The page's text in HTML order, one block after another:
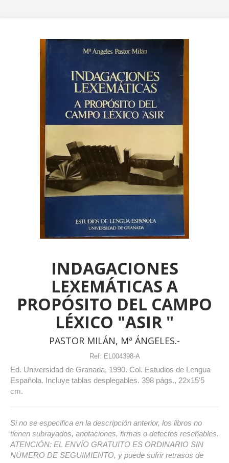
INDAGACIONES
LEXEMÁTICAS A
PROPÓSITO DEL CAMPO
LÉXICO "ASIR "
PASTOR MILÁN, Mª ÁNGELES.-
Ref: EL004398-A
Ed. Universidad de Granada, 1990. Col. Estudios de Lengua
Española. Incluye tablas desplegables. 398 págs., 22x15'5
cm.
Si no se especifica en la descripción anterior, los libros no
tienen subrayados, anotaciones, firmas o defectos reseñables.
ATENCIÓN: EL ENVÍO GRATUITO ES ORDINARIO SIN
NÚMERO DE SEGUIMIENTO, y puede sufrir retrasos de